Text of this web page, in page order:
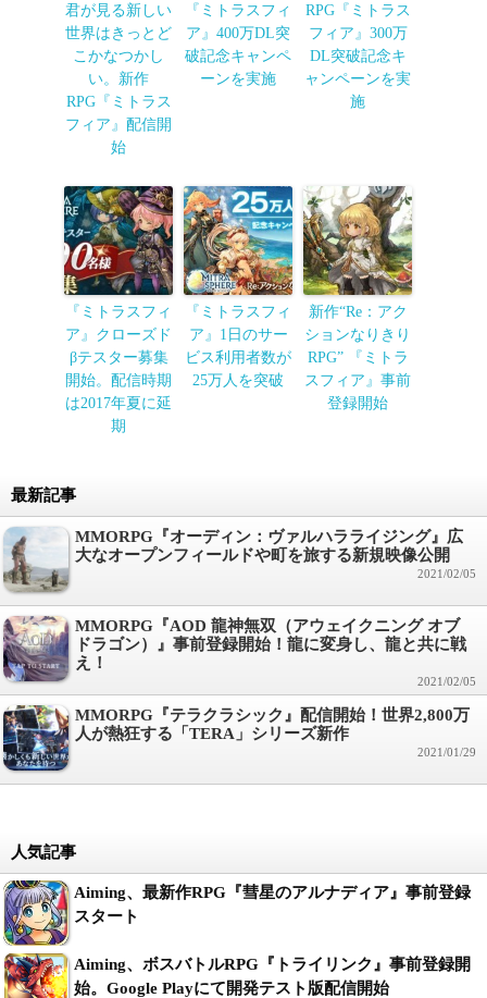
君が見る新しい
世界はきっとど
こかなつかし
い。新作
RPG『ミトラス
フィア』配信開
始
『ミトラスフィ
ア』400万DL突
破記念キャンペ
ーンを実施
RPG『ミトラス
フィア』300万
DL突破記念キ
ャンペーンを実
施
『ミトラスフィ
ア』クローズド
βテスター募集
開始。配信時期
は2017年夏に延
期
『ミトラスフィ
ア』1日のサー
ビス利用者数が
25万人を突破
新作“Re：アク
ションなりきり
RPG” 『ミトラ
スフィア』事前
登録開始
最新記事
MMORPG『オーディン：ヴァルハラライジング』広
大なオープンフィールドや町を旅する新規映像公開
2021/02/05
MMORPG『AOD 龍神無双（アウェイクニング オブ
ドラゴン）』事前登録開始！龍に変身し、龍と共に戦
え！
2021/02/05
MMORPG『テラクラシック』配信開始！世界2,800万
人が熱狂する「TERA」シリーズ新作
2021/01/29
人気記事
Aiming、最新作RPG『彗星のアルナディア』事前登録
スタート
Aiming、ボスバトルRPG『トライリンク』事前登録開
始。Google Playにて開発テスト版配信開始